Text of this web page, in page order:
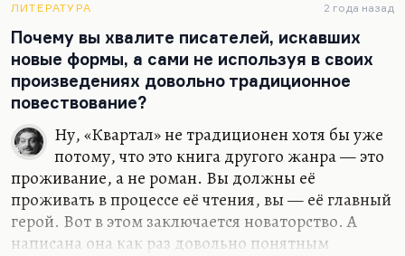
«Подстриженными глазами», и «Взвихрённая
Русь». Меньше нравятся «Пруд», «Часы» и вообще
его ранняя беллетристика. «Крестовые сёстры» —
книга, на которой он переломился, книга, с
которой он начался. Вот Глотов и Маракулин —…
ЛИТЕРАТУРА 2 года назад
Почему вы хвалите писателей, искавших
новые формы, а сами не используя в своих
произведениях довольно традиционное
повествование?
Ну, «Квартал» не традиционен хотя бы уже
потому, что это книга другого жанра — это
проживание, а не роман. Вы должны её
проживать в процессе её чтения, вы — её главный
герой. Вот в этом заключается новаторство. А
написана она как раз довольно понятным